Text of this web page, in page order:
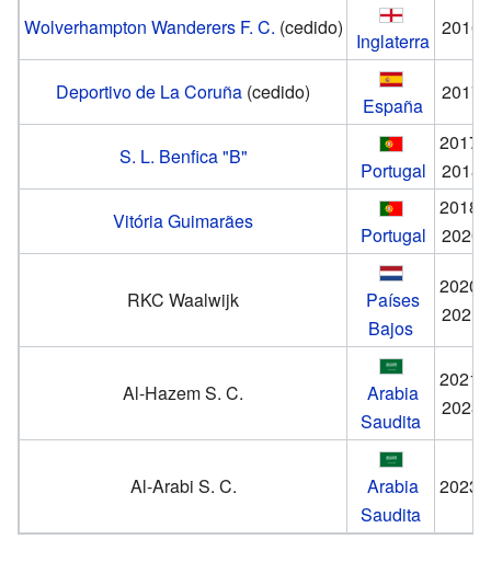
Wolverhampton Wanderers F. C. (cedido)
Inglaterra
2016
Deportivo de La Coruña (cedido)
España
2017
S. L. Benfica "B"
Portugal
2017-
2018
Vitória Guimarães
Portugal
2018-
2020
RKC Waalwijk
Países
Bajos
2020-
2021
Al-Hazem S. C.
Arabia
Saudita
2021-
2023
Al-Arabi S. C.
Arabia
Saudita
2023-